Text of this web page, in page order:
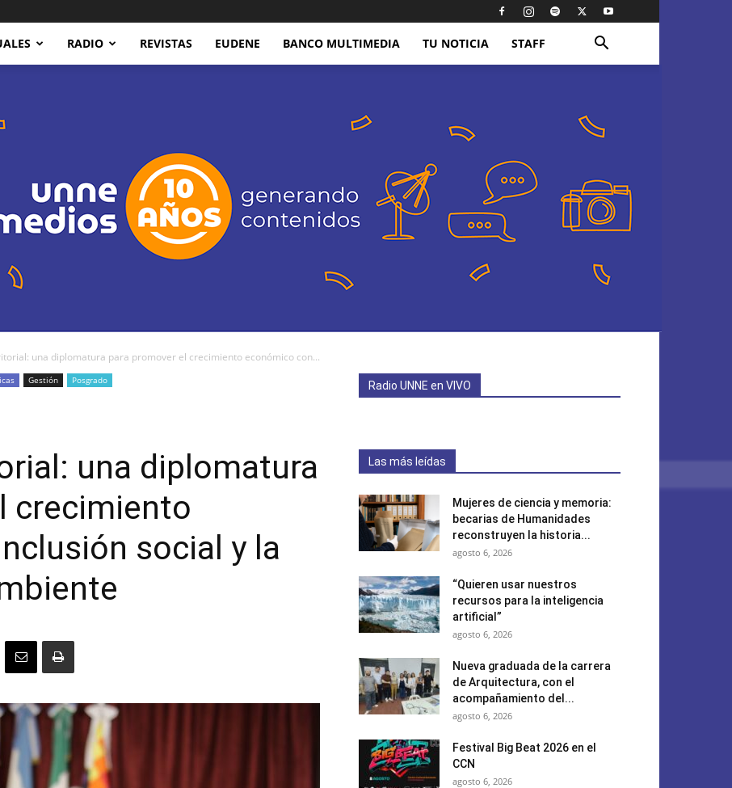
RADIO REVISTAS EUDENE BANCO MULTIMEDIA TU NOTICIA STAFF
una diplomatura para promover el crecimiento económico con...
Gestión Posgrado
una diplomatura
crecimiento
social y la
Radio UNNE en VIVO
Las más leídas
Mujeres de ciencia y memoria:
becarias de Humanidades
reconstruyen la historia...
agosto 6, 2026
“Quieren usar nuestros
recursos para la inteligencia
artificial”
agosto 6, 2026
Nueva graduada de la carrera
de Arquitectura, con el
acompañamiento del...
agosto 6, 2026
Festival Big Beat 2026 en el
CCN
agosto 6, 2026